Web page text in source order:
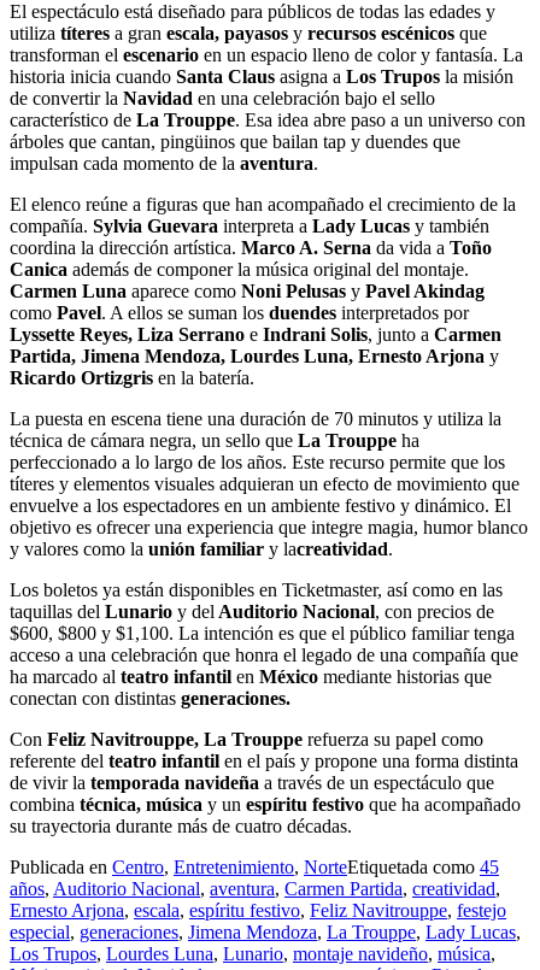
El espectáculo está diseñado para públicos de todas las edades y
utiliza títeres a gran escala, payasos y recursos escénicos que
transforman el escenario en un espacio lleno de color y fantasía. La
historia inicia cuando Santa Claus asigna a Los Trupos la misión
de convertir la Navidad en una celebración bajo el sello
característico de La Trouppe. Esa idea abre paso a un universo con
árboles que cantan, pingüinos que bailan tap y duendes que
impulsan cada momento de la aventura.
El elenco reúne a figuras que han acompañado el crecimiento de la
compañía. Sylvia Guevara interpreta a Lady Lucas y también
coordina la dirección artística. Marco A. Serna da vida a Toño
Canica además de componer la música original del montaje.
Carmen Luna aparece como Noni Pelusas y Pavel Akindag
como Pavel. A ellos se suman los duendes interpretados por
Lyssette Reyes, Liza Serrano e Indrani Solis, junto a Carmen
Partida, Jimena Mendoza, Lourdes Luna, Ernesto Arjona y
Ricardo Ortizgris en la batería.
La puesta en escena tiene una duración de 70 minutos y utiliza la
técnica de cámara negra, un sello que La Trouppe ha
perfeccionado a lo largo de los años. Este recurso permite que los
títeres y elementos visuales adquieran un efecto de movimiento que
envuelve a los espectadores en un ambiente festivo y dinámico. El
objetivo es ofrecer una experiencia que integre magia, humor blanco
y valores como la unión familiar y lacreatividad.
Los boletos ya están disponibles en Ticketmaster, así como en las
taquillas del Lunario y del Auditorio Nacional, con precios de
$600, $800 y $1,100. La intención es que el público familiar tenga
acceso a una celebración que honra el legado de una compañía que
ha marcado al teatro infantil en México mediante historias que
conectan con distintas generaciones.
Con Feliz Navitrouppe, La Trouppe refuerza su papel como
referente del teatro infantil en el país y propone una forma distinta
de vivir la temporada navideña a través de un espectáculo que
combina técnica, música y un espíritu festivo que ha acompañado
su trayectoria durante más de cuatro décadas.
Publicada en Centro, Entretenimiento, NorteEtiquetada como 45
años, Auditorio Nacional, aventura, Carmen Partida, creatividad,
Ernesto Arjona, escala, espíritu festivo, Feliz Navitrouppe, festejo
especial, generaciones, Jimena Mendoza, La Trouppe, Lady Lucas,
Los Trupos, Lourdes Luna, Lunario, montaje navideño, música,